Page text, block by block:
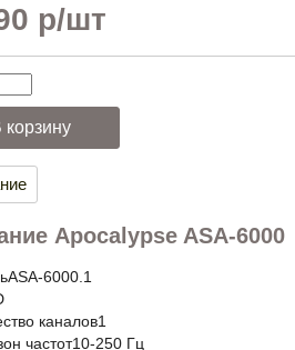
р/шт
Apocalypse ASA-6000
ASA-6000.1
каналов1
частот10-250 Гц